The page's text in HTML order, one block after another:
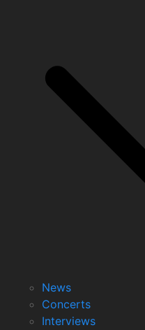
News
Concerts
Interviews